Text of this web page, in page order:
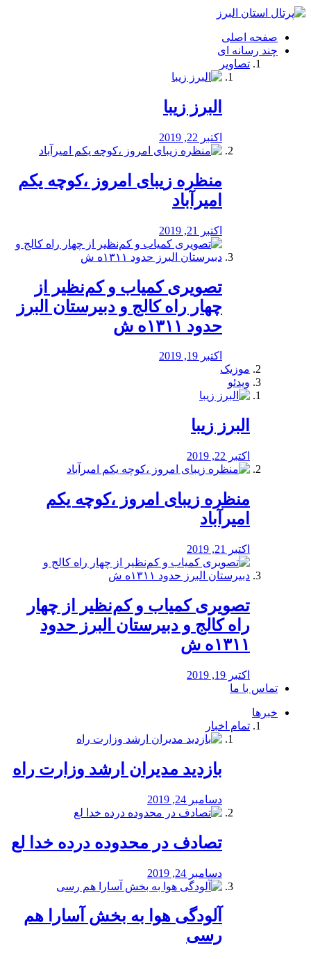
فصد
شرق
تهران
خشکشویی
صفحه اصلی
چند رسانه ای
تصاویر
البرز زیبا
اکتبر 22, 2019
منظره‌‌ زیبای امروز ،کوچه یکم
امیرآباد
اکتبر 21, 2019
️تصویری کمیاب و کم‌نظیر از
چهار راه كالج و دبيرستان البرز
حدود ۱۳۱۱ه ش
اکتبر 19, 2019
موزیک
ویدئو
البرز زیبا
اکتبر 22, 2019
منظره‌‌ زیبای امروز ،کوچه یکم
امیرآباد
اکتبر 21, 2019
️تصویری کمیاب و کم‌نظیر از چهار
راه كالج و دبيرستان البرز حدود
۱۳۱۱ه ش
اکتبر 19, 2019
تماس با ما
خبرها
تمام اخبار
بازدید مدیران ارشد وزارت راه
دسامبر 24, 2019
تصادف در محدوده درده خدا لع
دسامبر 24, 2019
آلودگی هوا به بخش آسارا هم
رسی